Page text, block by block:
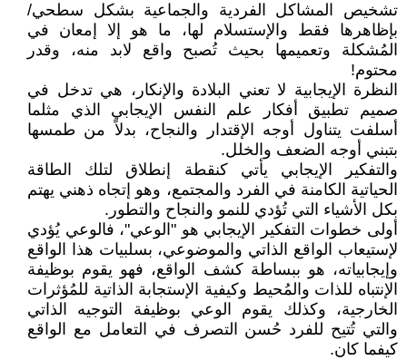
تشخيص المشاكل الفردية والجماعية بشكل سطحي/
بإظاهرها فقط والإستسلام لها، ما هو إلا إمعان في
المُشكلة وتعميمها بحيث تُصبح واقع لابد منه، وقدر
محتوم!
النظرة الإيجابية لا تعني البلادة والإنكار، هي تدخل في
صميم تطبيق أفكار علم النفس الإيجابي الذي مثلما
أسلفت يتناول أوجه الإقتدار والنجاح، بدلاً من طمسها
بتبني أوجه الضعف والخلل.
والتفكير الإيجابي يأتي كنقطة إنطلاق لتلك الطاقة
الحياتية الكامنة في الفرد والمجتمع، وهو إتجاه ذهني يهتم
بكل الأشياء التي تُؤدي للنمو والنجاح والتطور.
أولى خطوات التفكير الإيجابي هو "الوعي"، فالوعي يُؤدي
لإستيعاب الواقع الذاتي والموضوعي، بسلبيات هذا الواقع
وإيجابياته، هو ببساطة كشف الواقع، فهو يقوم بوظيفة
الإنتباه للذات والمُحيط وكيفية الإستجابة الذاتية للمُؤثرات
الخارجية، وكذلك يقوم الوعي بوظيفة التوجيه الذاتي
والتي تُتيح للفرد حُسن التصرف في التعامل مع الواقع
كيفما كان.